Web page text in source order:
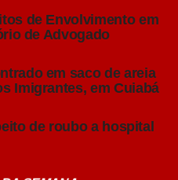
produtividade e
justamente para
e fortalecer
em Mato Grosso”,
de Envolvimento em
de Advogado
em saco de areia
Imigrantes, em Cuiabá
de roubo a hospital